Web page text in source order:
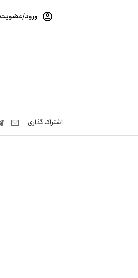
ورود/عضویت
اشتراک‌ گذاری